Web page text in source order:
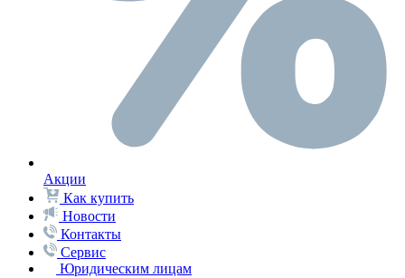
Акции
Как купить
Новости
Контакты
Сервис
Юридическим лицам